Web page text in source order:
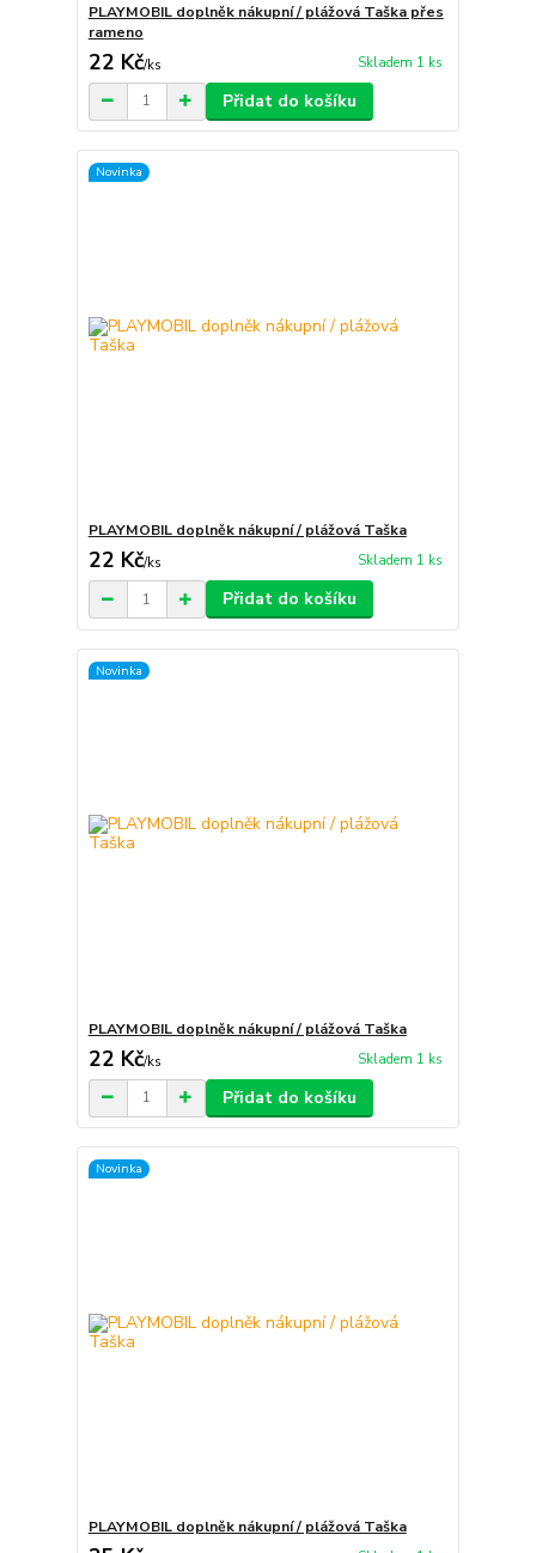
PLAYMOBIL doplněk nákupní / plážová Taška přes
rameno
22 Kč/ks Skladem 1 ks
Přidat do košíku
Novinka
PLAYMOBIL doplněk nákupní / plážová Taška
22 Kč/ks Skladem 1 ks
Přidat do košíku
Novinka
PLAYMOBIL doplněk nákupní / plážová Taška
22 Kč/ks Skladem 1 ks
Přidat do košíku
Novinka
PLAYMOBIL doplněk nákupní / plážová Taška